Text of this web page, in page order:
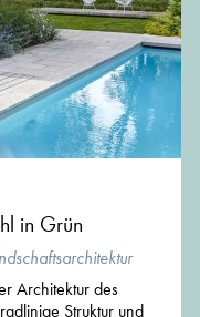
in Grün
Architektur des
Struktur und